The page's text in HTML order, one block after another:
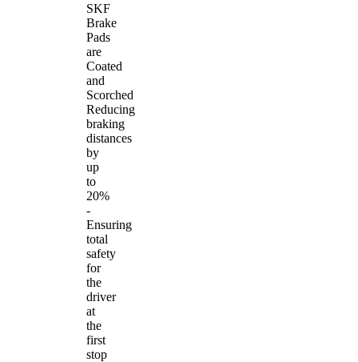
SKF
Brake
Pads
are
Coated
and
Scorched
Reducing
braking
distances
by
up
to
20%
-
Ensuring
total
safety
for
the
driver
at
the
first
stop